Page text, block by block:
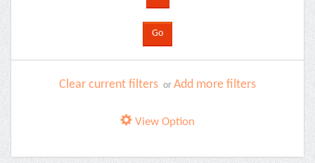
Clear current filters or Add more filters
View Option